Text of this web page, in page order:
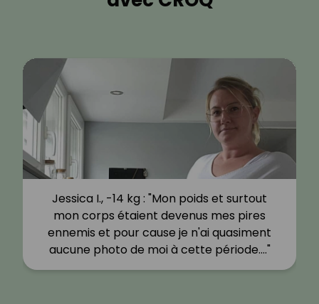
Jessica I., -14 kg : "Mon poids et surtout
mon corps étaient devenus mes pires
ennemis et pour cause je n'ai quasiment
aucune photo de moi à cette période.…"